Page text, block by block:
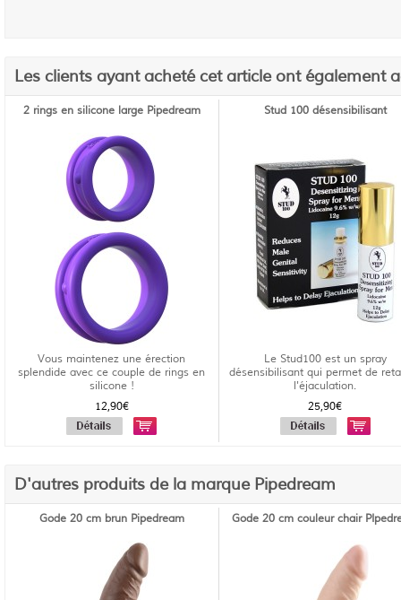
Les clients ayant acheté cet article ont également
2 rings en silicone large Pipedream
Vous maintenez une érection
splendide avec ce couple de rings en
silicone !
12,90€
Stud 100 désensibilisant
Le Stud100 est un spray
désensibilisant qui permet de
l'éjaculation.
25,90€
D'autres produits de la marque Pipedream
Gode 20 cm brun Pipedream Gode 20 cm couleur chair